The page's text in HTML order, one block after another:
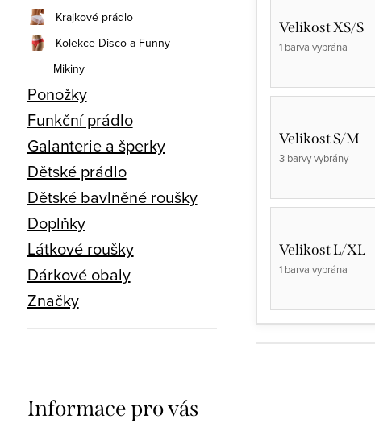
Krajkové prádlo
Kolekce Disco a Funny
Mikiny
Ponožky
Funkční prádlo
Galanterie a šperky
Dětské prádlo
Dětské bavlněné roušky
Doplňky
Látkové roušky
Dárkové obaly
Značky
Informace pro vás
Velikost XS/S
1 barva vybrána
Velikost S/M
3 barvy vybrány
Velikost L/XL
1 barva vybrána